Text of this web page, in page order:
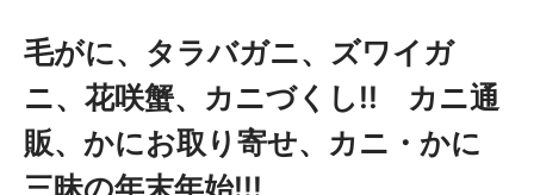
毛がに、タラバガニ、ズワイガ
ニ、花咲蟹、カニづくし!! カニ通
販、かにお取り寄せ、カニ・かに
三昧の年末年始!!!